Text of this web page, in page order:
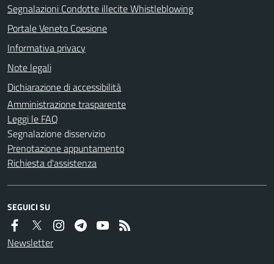
Segnalazioni Condotte illecite Whistleblowing
Portale Veneto Coesione
Informativa privacy
Note legali
Dichiarazione di accessibilità
Amministrazione trasparente
Leggi le FAQ
Segnalazione disservizio
Prenotazione appuntamento
Richiesta d'assistenza
SEGUICI SU
Newsletter